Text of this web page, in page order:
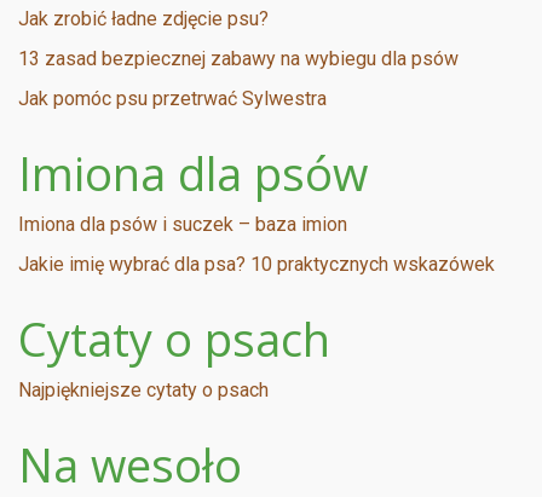
Jak zrobić ładne zdjęcie psu?
13 zasad bezpiecznej zabawy na wybiegu dla psów
Jak pomóc psu przetrwać Sylwestra
Imiona dla psów
Imiona dla psów i suczek – baza imion
Jakie imię wybrać dla psa? 10 praktycznych wskazówek
Cytaty o psach
Najpiękniejsze cytaty o psach
Na wesoło